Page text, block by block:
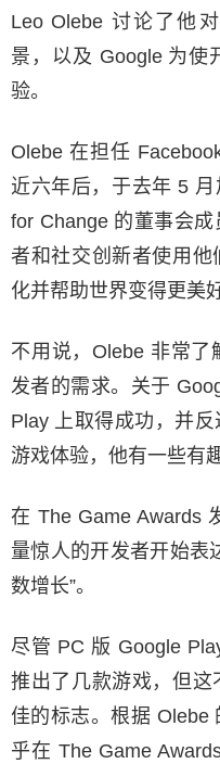
Leo Olebe 讨论了他
景，以及 Google 为使
验。
Olebe 在担任
近六年后，于去年 5
for Change 的董事会
者和社交创新者使用
化并帮助世界变得更美好
不用说，Olebe 非常
发者的需求。关于
Play 上取得成功，并
游戏体验，他有一些有
在 The Game Awards
量惊人的开发者开始表
数增长”。
尽管 PC 版 Google
推出了几款游戏，但这
佳的标志。根据 Olebe
乎在 The Game